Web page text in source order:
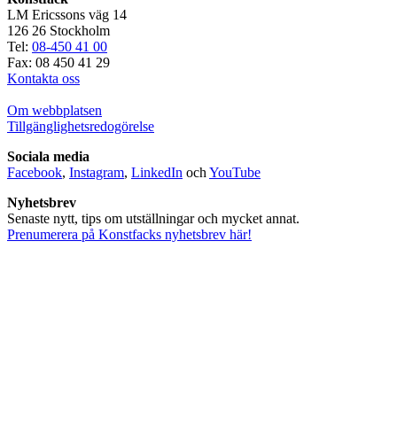
LM Ericssons väg 14
126 26 Stockholm
Tel: 08-450 41 00
Fax: 08 450 41 29
Kontakta oss
Om webbplatsen
Tillgänglighetsredogörelse
Sociala media
Facebook, Instagram, LinkedIn och YouTube
Nyhetsbrev
Senaste nytt, tips om utställningar och mycket annat.
Prenumerera på Konstfacks nyhetsbrev här!